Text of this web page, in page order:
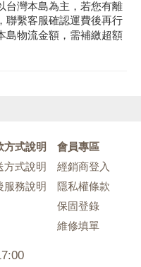
台灣本島為主，若您有離
，聯繫客服確認運費後再行
島物流金額，需補繳超額
方式說明
方式說明
服務說明
會員專區
經銷商登入
隱私權條款
保固登錄
維修填單